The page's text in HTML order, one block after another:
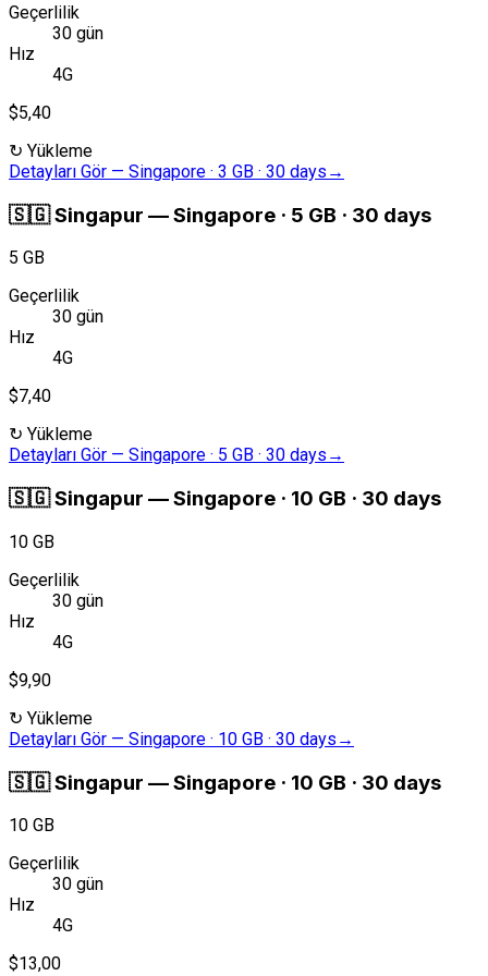
Geçerlilik
30 gün
Hız
4G
$5,40
↻ Yükleme
Detayları Gör — Singapore · 3 GB · 30 days →
🇸🇬Singapur —Singapore · 5 GB · 30 days
5 GB
Geçerlilik
30 gün
Hız
4G
$7,40
↻ Yükleme
Detayları Gör — Singapore · 5 GB · 30 days →
🇸🇬Singapur —Singapore · 10 GB · 30 days
10 GB
Geçerlilik
30 gün
Hız
4G
$9,90
↻ Yükleme
Detayları Gör — Singapore · 10 GB · 30 days →
🇸🇬Singapur —Singapore · 10 GB · 30 days
10 GB
Geçerlilik
30 gün
Hız
4G
$13,00